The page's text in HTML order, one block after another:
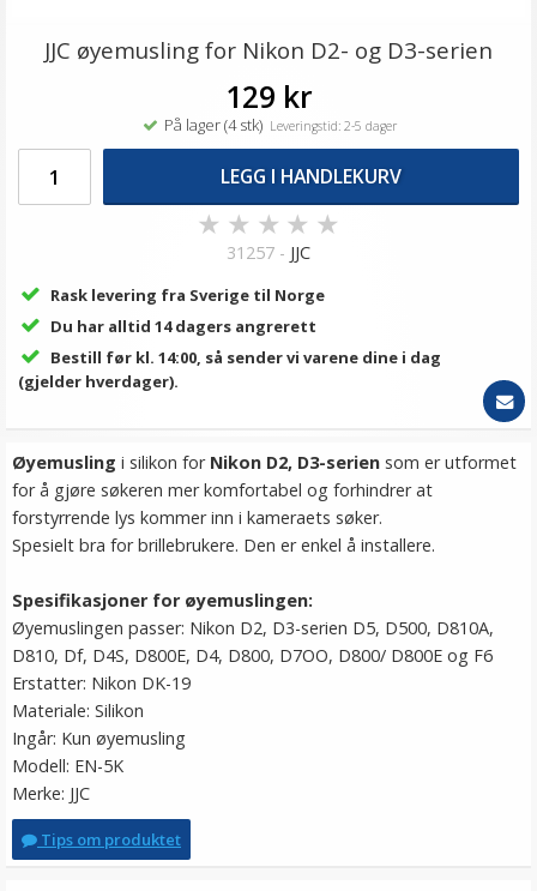
JJC øyemusling for Nikon D2- og D3-serien
129 kr
På lager (4 stk)Leveringstid: 2-5 dager
LEGG I HANDLEKURV
★ ★ ★ ★ ★
31257 - JJC
Rask levering fra Sverige til Norge
Du har alltid 14 dagers angrerett
Bestill før kl. 14:00, så sender vi varene dine i dag
(gjelder hverdager).
Øyemusling i silikon for Nikon D2, D3-serien som er utformet
for å gjøre søkeren mer komfortabel og forhindrer at
forstyrrende lys kommer inn i kameraets søker.
Spesielt bra for brillebrukere. Den er enkel å installere.
Spesifikasjoner for øyemuslingen:
Øyemuslingen passer: Nikon D2, D3-serien D5, D500, D810A,
D810, Df, D4S, D800E, D4, D800, D7OO, D800/ D800E og F6
Erstatter: Nikon DK-19
Materiale: Silikon
Ingår: Kun øyemusling
Modell: EN-5K
Merke: JJC
Tips om produktet